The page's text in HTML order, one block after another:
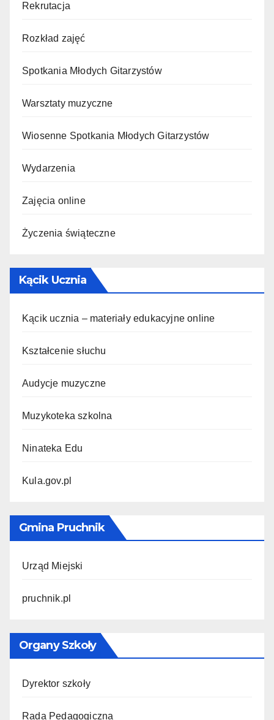
Rekrutacja
Rozkład zajęć
Spotkania Młodych Gitarzystów
Warsztaty muzyczne
Wiosenne Spotkania Młodych Gitarzystów
Wydarzenia
Zajęcia online
Życzenia świąteczne
Kącik Ucznia
Kącik ucznia – materiały edukacyjne online
Kształcenie słuchu
Audycje muzyczne
Muzykoteka szkolna
Ninateka Edu
Kula.gov.pl
Gmina Pruchnik
Urząd Miejski
pruchnik.pl
Organy Szkoły
Dyrektor szkoły
Rada Pedagogiczna